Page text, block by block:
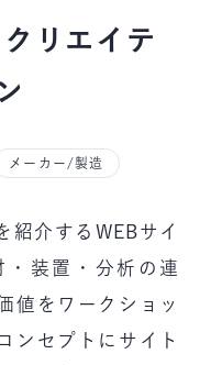
リエイテ
メーカー/製造
紹介するWEBサイ
・装置・分析の連
値をワークショッ
ンセプトにサイト